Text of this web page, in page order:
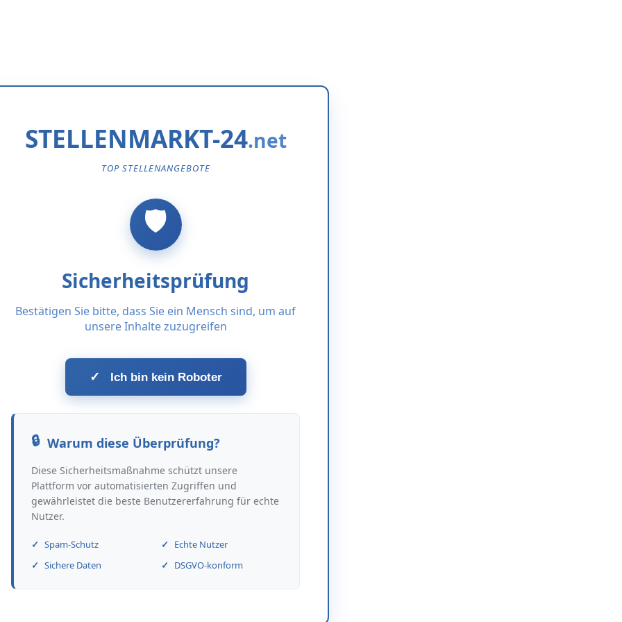
STELLENMARKT-24
TOP STELLENANGEBOTE
Sicherheitsprüfung
Bestätigen Sie bitte, dass Sie ein Mensch sind, um auf
unsere Inhalte zuzugreifen
✓ Ich bin kein Roboter
Warum diese Überprüfung?
Diese Sicherheitsmaßnahme schützt unsere
Plattform vor automatisierten Zugriffen und
gewährleistet die beste Benutzererfahrung für echte
Nutzer.
Spam-Schutz
Echte Nutzer
Sichere Daten
DSGVO-konform